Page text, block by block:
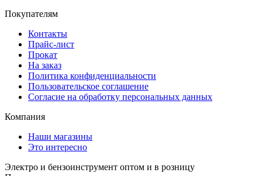
Покупателям
Контакты
Прайс-лист
Прокат
На заказ
Политика конфиденциальности
Пользовательское соглашение
Согласие на обработку персональных данных
Компания
Наши магазины
Это интересно
Электро и бензоинструмент оптом и в розницу